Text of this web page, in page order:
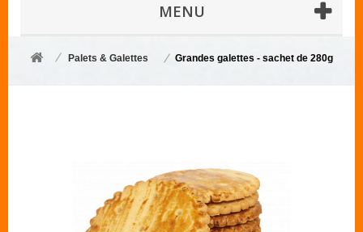
MENU
Palets & Galettes Grandes galettes - sachet de 280g